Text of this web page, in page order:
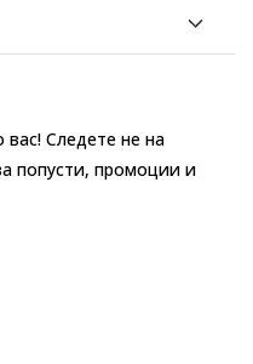
вас! Следете не на
попусти, промоции и